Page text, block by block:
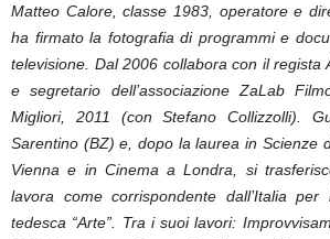
Matteo Calore, classe 1983, operatore e
ha firmato la fotografia di programmi e
televisione. Dal 2006 collabora con il regista
e segretario dell’associazione ZaLab
Migliori, 2011 (con Stefano Collizzolli).
Sarentino (BZ) e, dopo la laurea in Scienze
Vienna e in Cinema a Londra, si
lavora come corrispondente dall’Italia
tedesca “Arte”. Tra i suoi lavori: